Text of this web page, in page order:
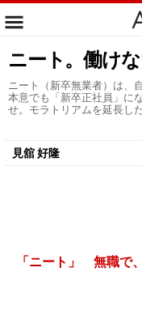
ニート。働けな
ニート（新卒無業者）は、
本意でも「新卒正社員」に
せ。モラトリアムを延長し
見舘 好隆
「ニート」 無職で